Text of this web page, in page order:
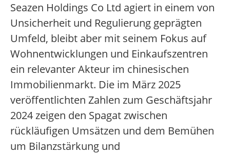
Seazen Holdings Co Ltd agiert in einem von
Unsicherheit und Regulierung geprägten
Umfeld, bleibt aber mit seinem Fokus auf
Wohnentwicklungen und Einkaufszentren
ein relevanter Akteur im chinesischen
Immobilienmarkt. Die im März 2025
veröffentlichten Zahlen zum Geschäftsjahr
2024 zeigen den Spagat zwischen
rückläufigen Umsätzen und dem Bemühen
um Bilanzstärkung und